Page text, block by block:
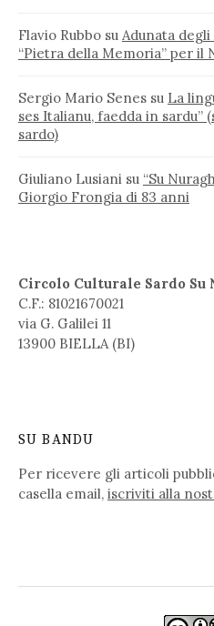
Flavio Rubbo su Adunata degli
“Pietra della Memoria” per il
Sergio Mario Senes su La
ses Italianu, faedda in sardu”
sardo)
Giuliano Lusiani su “Su
Giorgio Frongia di 83 anni
Circolo Culturale Sardo Su
C.F.: 81021670021
via G. Galilei 11
13900 BIELLA (BI)
SU BANDU
Per ricevere gli articoli
casella email, iscriviti alla